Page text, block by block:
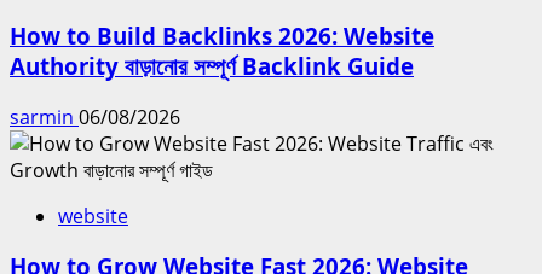
How to Build Backlinks 2026: Website
Authority বাড়ানোর সম্পূর্ণ Backlink Guide
sarmin 06/08/2026
website
How to Grow Website Fast 2026: Website